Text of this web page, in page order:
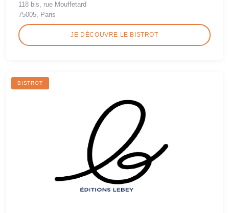
118 bis, rue Mouffetard
75005, Paris
JE DÉCOUVRE LE BISTROT
BISTROT